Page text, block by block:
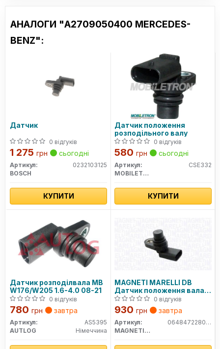
АНАЛОГИ "A2709050400 MERCEDES-
BENZ":
Датчик
0 відгуків
1 275 грн сьогодні
Артикул:
0232103125
BOSCH
КУПИТИ
Датчик положення
розподільного валу
0 відгуків
580 грн сьогодні
Артикул:
CSE332
MOBILETRON
КУПИТИ
Датчик розподілвала MB
W176/W205 1.6-4.0 08-21
0 відгуків
780 грн завтра
Артикул:
AS5395
AUTLOG
Німеччина
MAGNETI MARELLI DB
Датчик положення вала
W176, V177, W246, W242,
W205, S205
0 відгуків
930 грн завтра
Артикул:
064847228010
MAGNETI MARELLI